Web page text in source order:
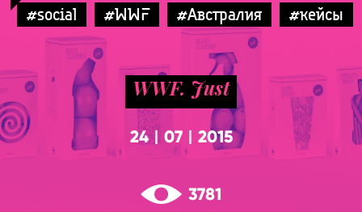
#social
#WWF #Австралия #кейсы
WWF. Just
24 07 2015
3781